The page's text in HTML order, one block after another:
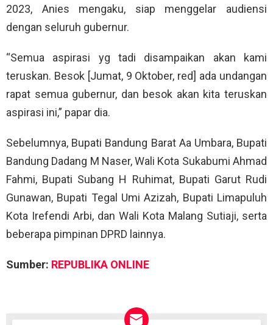
2023, Anies mengaku, siap menggelar audiensi
dengan seluruh gubernur.
“Semua aspirasi yg tadi disampaikan akan kami
teruskan. Besok [Jumat, 9 Oktober, red] ada undangan
rapat semua gubernur, dan besok akan kita teruskan
aspirasi ini,” papar dia.
Sebelumnya, Bupati Bandung Barat Aa Umbara, Bupati
Bandung Dadang M Naser, Wali Kota Sukabumi Ahmad
Fahmi, Bupati Subang H Ruhimat, Bupati Garut Rudi
Gunawan, Bupati Tegal Umi Azizah, Bupati Limapuluh
Kota Irefendi Arbi, dan Wali Kota Malang Sutiaji, serta
beberapa pimpinan DPRD lainnya.
Sumber: REPUBLIKA ONLINE